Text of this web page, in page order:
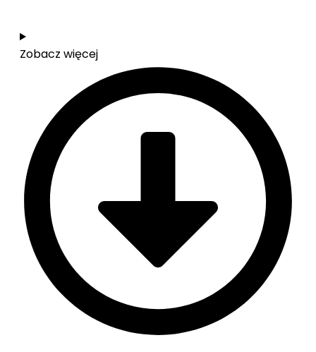
Zobacz więcej